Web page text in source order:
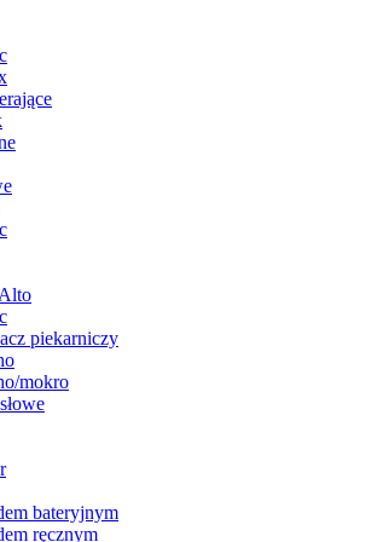
piekarniczy
mokro
bateryjnym
ręcznym